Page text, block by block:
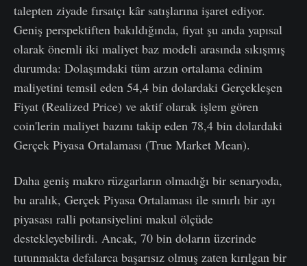
talepten ziyade fırsatçı kâr satışlarına işaret ediyor.
Geniş perspektiften bakıldığında, fiyat şu anda yapısal
olarak önemli iki maliyet baz modeli arasında sıkışmış
durumda: Dolaşımdaki tüm arzın ortalama edinim
maliyetini temsil eden 54,4 bin dolardaki Gerçekleşen
Fiyat (Realized Price) ve aktif olarak işlem gören
coin'lerin maliyet bazını takip eden 78,4 bin dolardaki
Gerçek Piyasa Ortalaması (True Market Mean).
Daha geniş makro rüzgarların olmadığı bir senaryoda,
bu aralık, Gerçek Piyasa Ortalaması ile sınırlı bir ayı
piyasası ralli potansiyelini makul ölçüde
destekleyebilirdi. Ancak, 70 bin doların üzerinde
tutunmakta defalarca başarısız olmuş zaten kırılgan bir